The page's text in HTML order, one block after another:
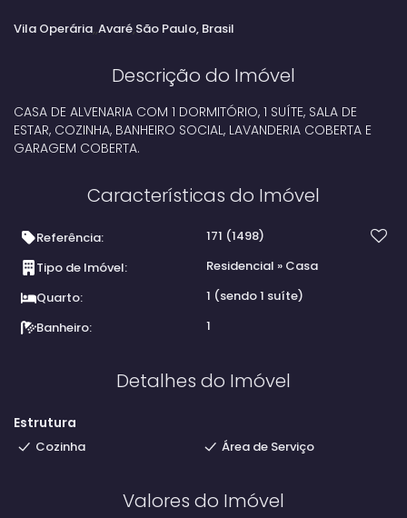
Vila Operária Avaré São Paulo, Brasil
Descrição do Imóvel
CASA DE ALVENARIA COM 1 DORMITÓRIO, 1 SUÍTE, SALA DE
ESTAR, COZINHA, BANHEIRO SOCIAL, LAVANDERIA COBERTA E
GARAGEM COBERTA.
Características do Imóvel
Referência: 171 (1498)
Tipo de Imóvel:
Residencial » Casa
Quarto:
1 (sendo 1 suíte)
Banheiro:
1
Detalhes do Imóvel
Estrutura
Cozinha Área de Serviço
Valores do Imóvel